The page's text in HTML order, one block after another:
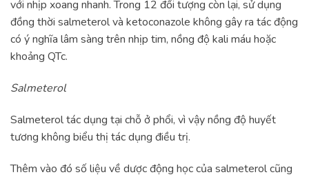
với nhịp xoang nhanh. Trong 12 đối tượng còn lại, sử dụng
đồng thời salmeterol và ketoconazole không gây ra tác động
có ý nghĩa lâm sàng trên nhịp tim, nồng độ kali máu hoặc
khoảng QTc.
Salmeterol
Salmeterol tác dụng tại chỗ ở phổi, vì vậy nồng độ huyết
tương không biểu thị tác dụng điều trị.
Thêm vào đó số liệu về dược động học của salmeterol cũng